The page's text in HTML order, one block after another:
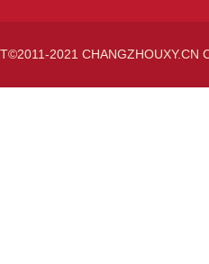
2021 CHANGZHOUXY.CN